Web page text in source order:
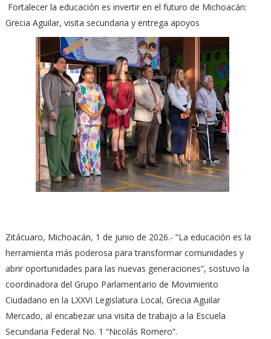
Fortalecer la educación es invertir en el futuro de Michoacán:
Grecia Aguilar, visita secundaria y entrega apoyos
Zitácuaro, Michoacán, 1 de junio de 2026.- “La educación es la
herramienta más poderosa para transformar comunidades y
abrir oportunidades para las nuevas generaciones”, sostuvo la
coordinadora del Grupo Parlamentario de Movimiento
Ciudadano en la LXXVI Legislatura Local, Grecia Aguilar
Mercado, al encabezar una visita de trabajo a la Escuela
Secundaria Federal No. 1 “Nicolás Romero”.